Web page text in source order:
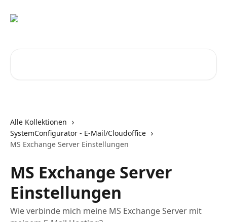
Alle Kollektionen
SystemConfigurator - E-Mail/Cloudoffice
MS Exchange Server Einstellungen
MS Exchange Server
Einstellungen
Wie verbinde mich meine MS Exchange Server mit